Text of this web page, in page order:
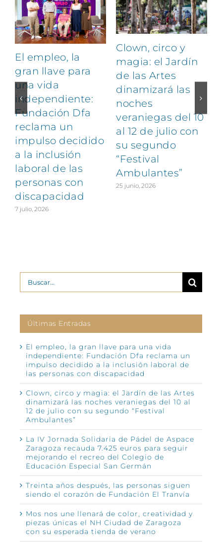
El empleo, la
gran llave para
una vida
independiente:
Fundación Dfa
reclama un
impulso decidido
a la inclusión
laboral de las
personas con
discapacidad
7 julio, 2026
Clown, circo y
magia: el Jardín
de las Artes
dinamizará las
noches
veraniegas del 10
al 12 de julio con
su segundo
“Festival
Ambulantes”
25 junio, 2026
Buscar:
Últimas Entradas
El empleo, la gran llave para una vida
independiente: Fundación Dfa reclama un
impulso decidido a la inclusión laboral de
las personas con discapacidad
Clown, circo y magia: el Jardín de las Artes
dinamizará las noches veraniegas del 10 al
12 de julio con su segundo “Festival
Ambulantes”
La IV Jornada Solidaria de Pádel de Aspace
Zaragoza recauda 7.425 euros para seguir
mejorando el recreo del Colegio de
Educación Especial San Germán
Treinta años después, las personas siguen
siendo el corazón de Fundación El Tranvía
Mos nos une llenará de color, creatividad y
piezas únicas el NH Ciudad de Zaragoza
con su esperada tienda de verano